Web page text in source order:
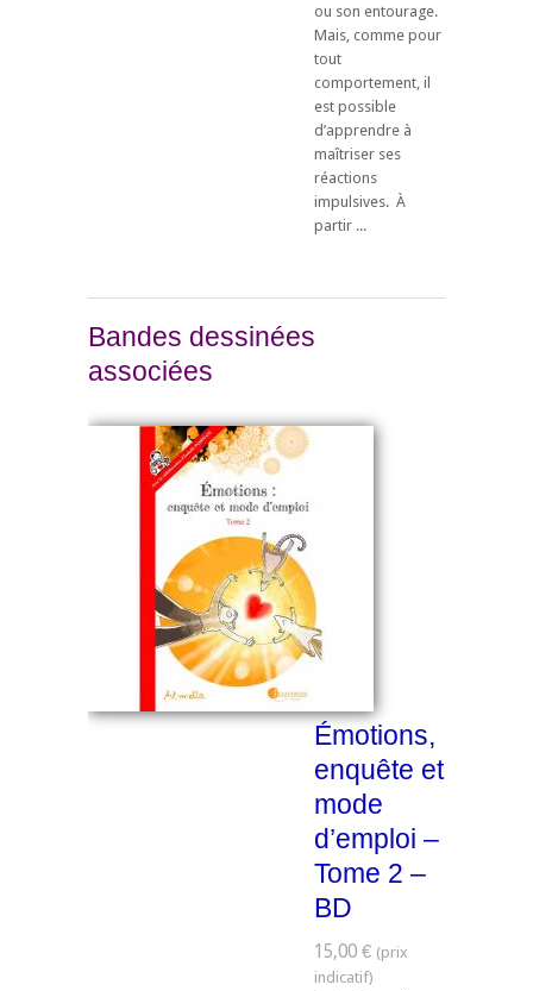
ou son entourage.
Mais, comme pour
tout
comportement, il
est possible
d’apprendre à
maîtriser ses
réactions
impulsives. À
partir ...
Bandes dessinées
associées
Émotions,
enquête et
mode
d’emploi –
Tome 2 –
BD
15,00 €